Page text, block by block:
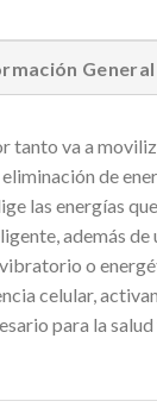
General
va a
de
las energías
además
o
celular,
para la